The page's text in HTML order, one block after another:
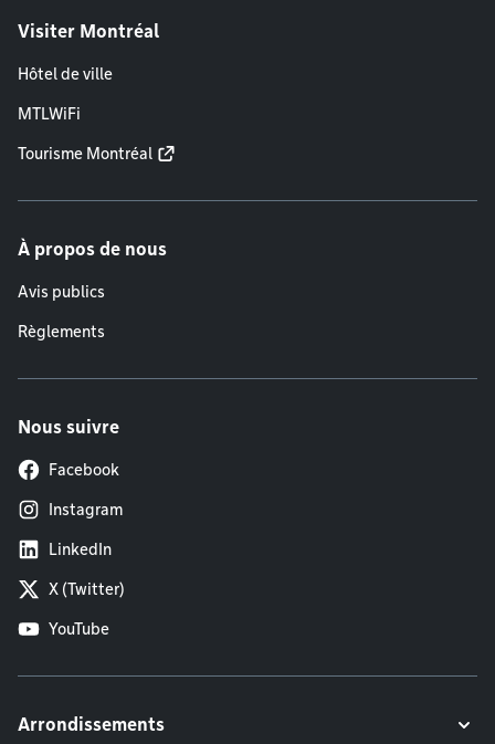
Visiter Montréal
Hôtel de ville
MTLWiFi
Tourisme Montréal
À propos de nous
Avis publics
Règlements
Nous suivre
Facebook
Instagram
LinkedIn
X (Twitter)
YouTube
Arrondissements